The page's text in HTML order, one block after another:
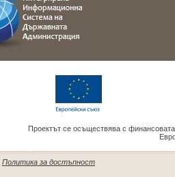
Проектът се осъществява с
Политика за достъпност